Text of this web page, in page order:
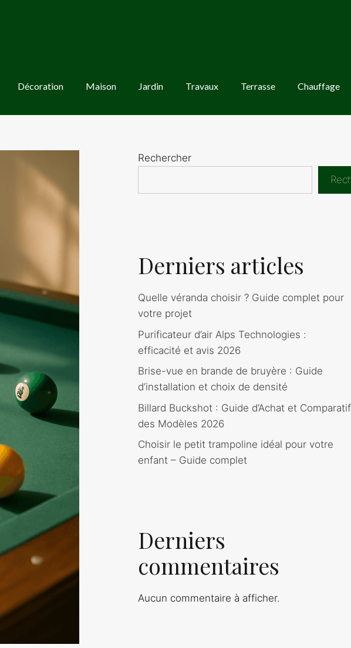
Décoration Maison Jardin Travaux Terrasse Chauffage
Rechercher
Derniers articles
Quelle véranda choisir ? Guide complet pour
votre projet
Purificateur d’air Alps Technologies :
efficacité et avis 2026
Brise-vue en brande de bruyère : Guide
d’installation et choix de densité
Billard Buckshot : Guide d’Achat et Comparatif
des Modèles 2026
Choisir le petit trampoline idéal pour votre
enfant – Guide complet
Derniers
commentaires
Aucun commentaire à afficher.